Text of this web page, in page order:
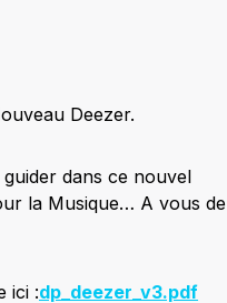
Deezer.
dans ce nouvel
la Musique… A vous de
ici :dp_deezer_v3.pdf